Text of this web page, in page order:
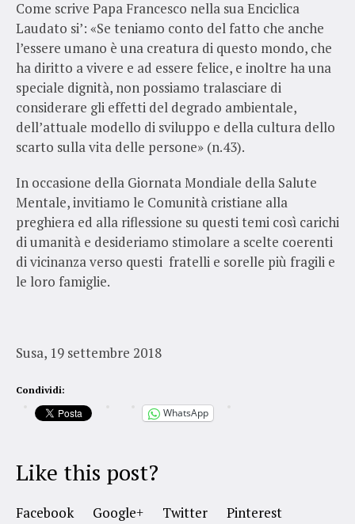
Come scrive Papa Francesco nella sua Enciclica
Laudato si’: «Se teniamo conto del fatto che anche
l’essere umano è una creatura di questo mondo, che
ha diritto a vivere e ad essere felice, e inoltre ha una
speciale dignità, non possiamo tralasciare di
considerare gli effetti del degrado ambientale,
dell’attuale modello di sviluppo e della cultura dello
scarto sulla vita delle persone» (n.43).
In occasione della Giornata Mondiale della Salute
Mentale, invitiamo le Comunità cristiane alla
preghiera ed alla riflessione su questi temi così carichi
di umanità e desideriamo stimolare a scelte coerenti
di vicinanza verso questi fratelli e sorelle più fragili e
le loro famiglie.
Susa, 19 settembre 2018
Condividi:
WhatsApp
Like this post?
Facebook Google+ Twitter Pinterest